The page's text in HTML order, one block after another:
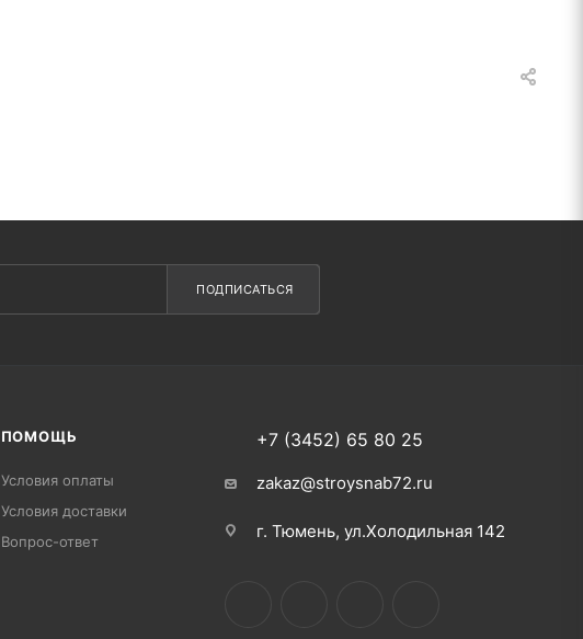
ПОДПИСАТЬСЯ
ПОМОЩЬ
Условия оплаты
Условия доставки
Вопрос-ответ
+7 (3452) 65 80 25
zakaz@stroysnab72.ru
г. Тюмень, ул.Холодильная 142